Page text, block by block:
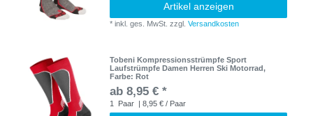
Artikel anzeigen
*inkl. ges. MwSt. zzgl.Versandkosten
Tobeni Kompressionsstrümpfe Sport
Laufstrümpfe Damen Herren Ski Motorrad,
Farbe: Rot
ab 8,95 € *
1 Paar | 8,95 € / Paar